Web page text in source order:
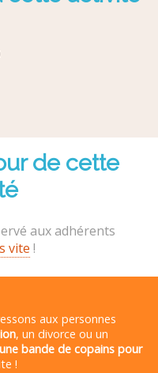
de cette
aux adhérents
vite !
aux personnes
, un divorce ou un
bande de copains pour
!